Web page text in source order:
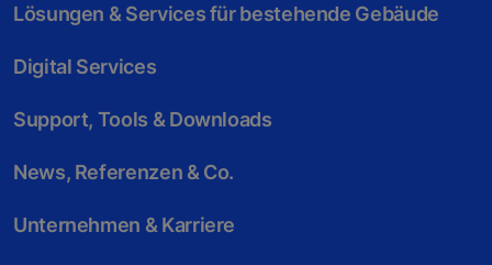
Lösungen & Services für bestehende Gebäude
Digital Services
Support, Tools & Downloads
News, Referenzen & Co.
Unternehmen & Karriere